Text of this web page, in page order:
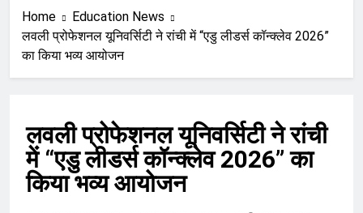
Home
Education News
लवली प्रोफेशनल यूनिवर्सिटी ने रांची में “एडु लीडर्स कॉन्क्लेव 2026”
का किया भव्य आयोजन
लवली प्रोफेशनल यूनिवर्सिटी ने रांची
में “एडु लीडर्स कॉन्क्लेव 2026” का
किया भव्य आयोजन